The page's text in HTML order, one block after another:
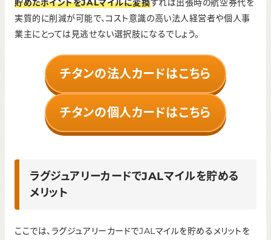
貯めたポイントをJALマイルに変換すれば出張時の航空券代を
実質的に削減が可能で、コスト意識の高い法人経営者や個人事
業主にとっては見逃せない選択肢になるでしょう。
チタンの法人カードはこちら
チタンの個人カードはこちら
ラグジュアリーカードでJALマイルを貯める
メリット
ここでは、ラグジュアリーカードでJALマイルを貯めるメリットを